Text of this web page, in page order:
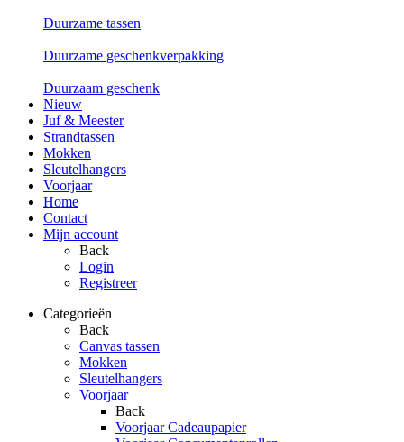
Duurzame tassen
Duurzame geschenkverpakking
Duurzaam geschenk
Nieuw
Juf & Meester
Strandtassen
Mokken
Sleutelhangers
Voorjaar
Home
Contact
Mijn account
Back
Login
Registreer
Categorieën
Back
Canvas tassen
Mokken
Sleutelhangers
Voorjaar
Back
Voorjaar Cadeaupapier